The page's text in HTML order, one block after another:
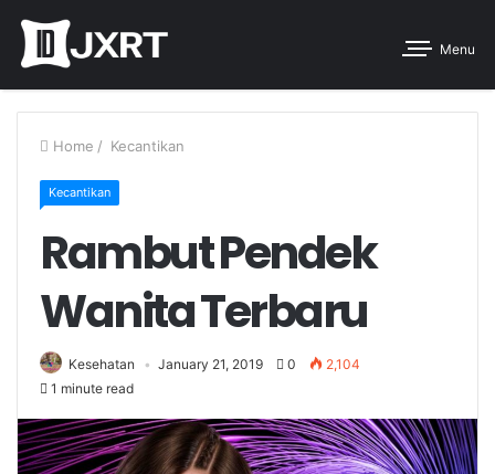
Menu
Home / Kecantikan
Kecantikan
Rambut Pendek
Wanita Terbaru
Kesehatan January 21, 2019 0
2,104
1 minute read